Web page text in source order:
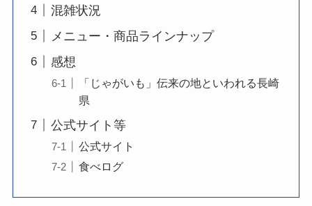
混雑状況
メニュー・商品ラインナップ
感想
「じゃがいも」伝来の地といわれる長崎
県
公式サイト等
公式サイト
食べログ